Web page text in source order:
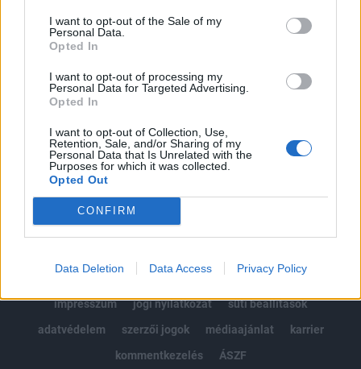
I want to opt-out of the Sale of my
Personal Data.
Opted In
I want to opt-out of processing my
Personal Data for Targeted Advertising.
Opted In
I want to opt-out of Collection, Use,
Retention, Sale, and/or Sharing of my
Personal Data that Is Unrelated with the
Purposes for which it was collected.
Opted Out
CONFIRM
Data Deletion Data Access Privacy Policy
Kötéslisták: BÉT elmúlt 2 év napon belüli
kötéslistái
Előfizetés
MÁR ELŐFIZETŐNK VAGY?BEJELENTKEZÉS
impresszum
jogi nyilatkozat
süti beállítások
adatvédelem
szerzői jogok médiaajánlat
karrier
kommentkezelés
ÁSZF